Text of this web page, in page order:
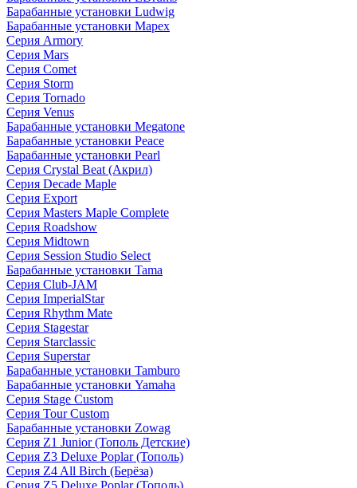
Барабанные установки Ludwig
Барабанные установки Mapex
Серия Armory
Серия Mars
Серия Comet
Серия Storm
Серия Tornado
Серия Venus
Барабанные установки Megatone
Барабанные установки Peace
Барабанные установки Pearl
Серия Crystal Beat (Акрил)
Серия Decade Maple
Серия Export
Серия Masters Maple Complete
Серия Roadshow
Серия Midtown
Серия Session Studio Select
Барабанные установки Tama
Серия Club-JAM
Серия ImperialStar
Серия Rhythm Mate
Серия Stagestar
Серия Starclassic
Серия Superstar
Барабанные установки Tamburo
Барабанные установки Yamaha
Серия Stage Custom
Серия Tour Custom
Барабанные установки Zowag
Серия Z1 Junior (Тополь Детские)
Серия Z3 Deluxe Poplar (Тополь)
Серия Z4 All Birch (Берёза)
Серия Z5 Deluxe Poplar (Тополь)